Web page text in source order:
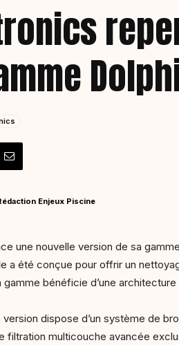
Enjeux Piscine
une nouvelle version de sa
a été conçue pour offrir un
bénéficie d’une
dispose d’un système de
filtration multicouche avancée